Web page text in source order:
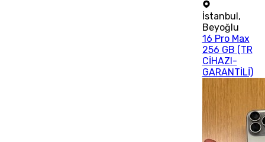
İstanbul,
Beyoğlu
16 Pro Max
256 GB (TR
CİHAZI-
GARANTİLİ)